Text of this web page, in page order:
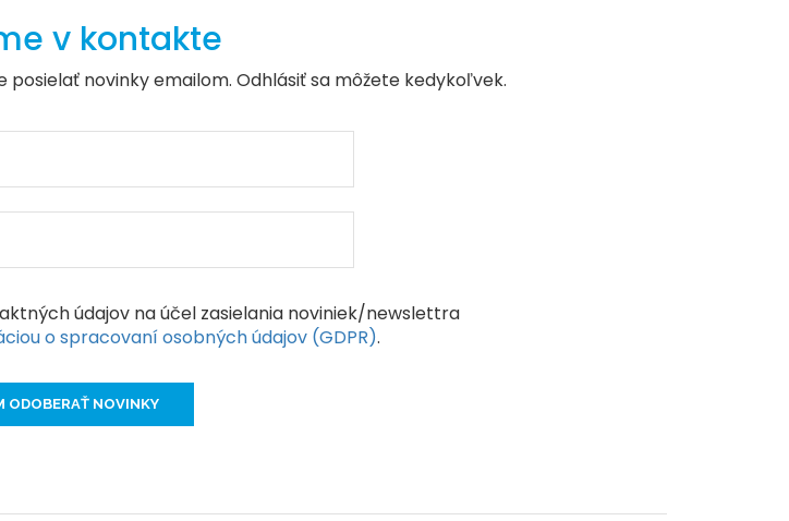
v kontakte
novinky emailom. Odhlásiť sa môžete kedykoľvek.
údajov na účel zasielania noviniek/newslettra
o spracovaní osobných údajov (GDPR).
ODOBERAŤ NOVINKY